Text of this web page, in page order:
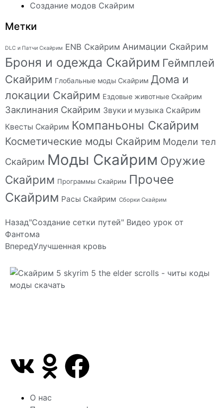
Создание модов Скайрим
Метки
DLC и Патчи Скайрим ENB Скайрим Анимации Скайрим
Броня и одежда Скайрим Геймплей
Скайрим Глобальные моды Скайрим Дома и
локации Скайрим Ездовые животные Скайрим
Заклинания Скайрим Звуки и музыка Скайрим
Квесты Скайрим Компаньоны Скайрим
Косметические моды Скайрим Модели тел
Скайрим Моды Скайрим Оружие
Скайрим Программы Скайрим Прочее
Скайрим Расы Скайрим Сборки Скайрим
Назад"Создание сетки путей" Видео урок от
Фантома
ВпередУлучшенная кровь
О нас